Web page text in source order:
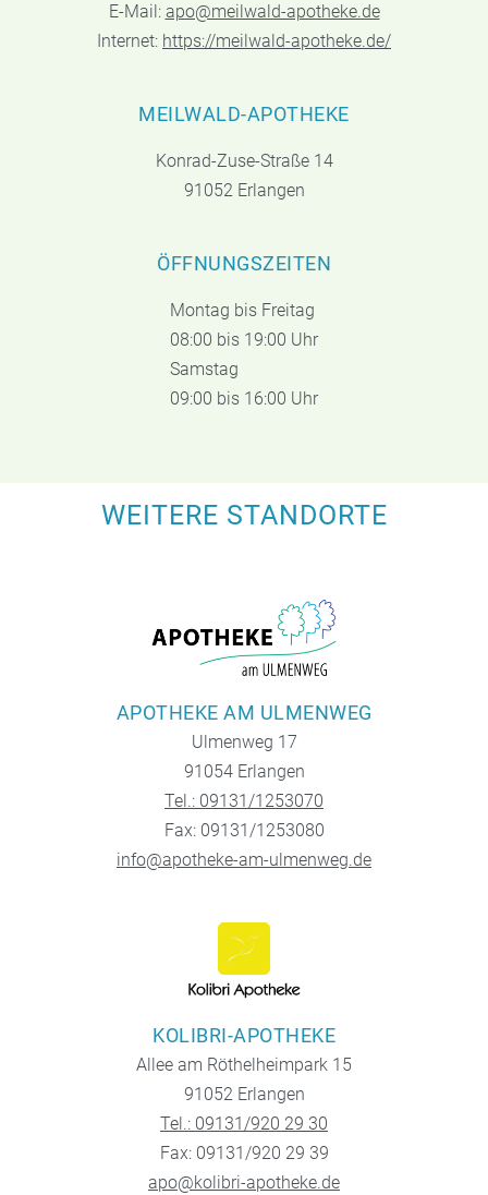
E-Mail: apo@meilwald-apotheke.de
Internet: https://meilwald-apotheke.de/
MEILWALD-APOTHEKE
Konrad-Zuse-Straße 14
91052 Erlangen
ÖFFNUNGSZEITEN
Montag bis Freitag
08:00 bis 19:00 Uhr
Samstag
09:00 bis 16:00 Uhr
WEITERE STANDORTE
APOTHEKE AM ULMENWEG
Ulmenweg 17
91054 Erlangen
Tel.: 09131/1253070
Fax: 09131/1253080
info@apotheke-am-ulmenweg.de
KOLIBRI-APOTHEKE
Allee am Röthelheimpark 15
91052 Erlangen
Tel.: 09131/920 29 30
Fax: 09131/920 29 39
apo@kolibri-apotheke.de